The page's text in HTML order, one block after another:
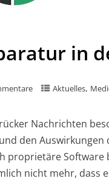
in
Aktuelles,
Nachrichten
den
proprietäre Software
nicht mehr, dass